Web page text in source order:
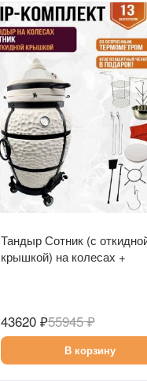
Тандыр Сотник (с
крышкой) на колесах +
43620 ₽55945 ₽
В корзину